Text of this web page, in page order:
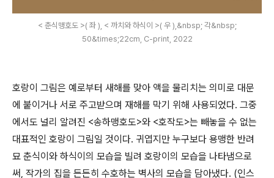
< 춘식맹호도 >( 좌 ), < 까치와 하식이 >( 우 ),&nbsp; 각&nbsp;
50&times;22cm, C-print, 2022
호랑이 그림은 예로부터 새해를 맞아 액을 물리치는 의미로 대문
에 붙이거나 서로 주고받으며 재해를 막기 위해 사용되었다. 그중
에서도 널리 알려진 <송하맹호도>와 <호작도>는 빼놓을 수 없는
대표적인 호랑이 그림일 것이다. 귀엽지만 누구보다 용맹한 반려
묘 춘식이와 하식이의 모습을 빌려 호랑이의 모습을 나타냄으로
써, 작가의 집을 든든히 수호하는 벽사의 모습을 담아냈다. (인스